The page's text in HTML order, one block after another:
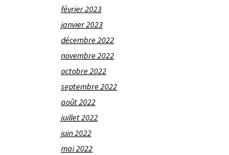
février 2023
janvier 2023
décembre 2022
novembre 2022
octobre 2022
septembre 2022
août 2022
juillet 2022
juin 2022
mai 2022